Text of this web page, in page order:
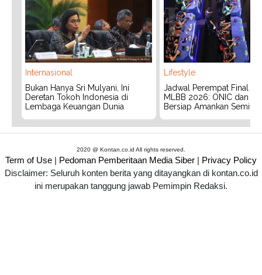
Internasional
Bukan Hanya Sri Mulyani, Ini
Deretan Tokoh Indonesia di
Lembaga Keuangan Dunia
Lifestyle
Jadwal Perempat Final
MLBB 2026: ONIC dan
Bersiap Amankan
2020 @ Kontan.co.id All rights reserved.
Term of Use | Pedoman Pemberitaan Media Siber | Privacy Policy
Disclaimer: Seluruh konten berita yang ditayangkan di kontan.co.id
ini merupakan tanggung jawab Pemimpin Redaksi.